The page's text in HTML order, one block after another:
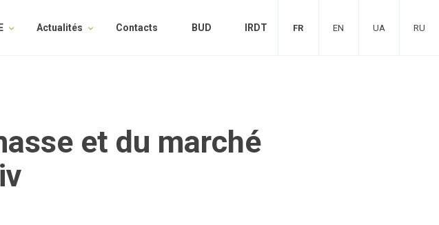
Actualités Contacts BUD IRDT FR EN UA RU
et du marché